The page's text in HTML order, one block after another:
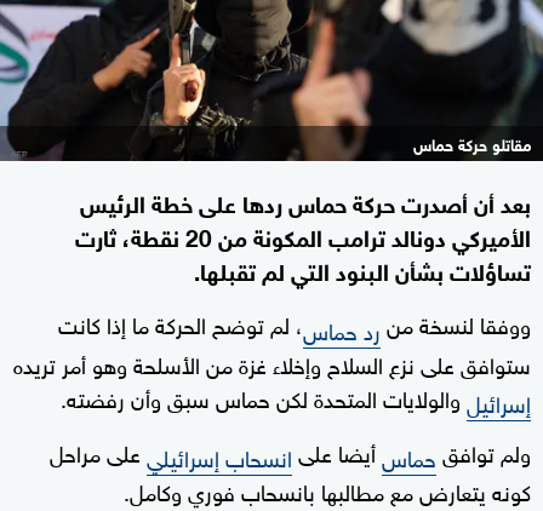
مقاتلو حركة حماس
بعد أن أصدرت حركة حماس ردها على خطة الرئيس
الأميركي دونالد ترامب المكونة من 20 نقطة، ثارت
تساؤلات بشأن البنود التي لم تقبلها.
ووفقا لنسخة منرد حماس، لم توضح الحركة ما إذا كانت
ستوافق على نزع السلاح وإخلاء غزة من الأسلحة وهو أمر تريده
إسرائيلوالولايات المتحدة لكن حماس سبق وأن رفضته.
ولم توافقحماسأيضا علىانسحاب إسرائيليعلى مراحل
كونه يتعارض مع مطالبها بانسحاب فوري وكامل.